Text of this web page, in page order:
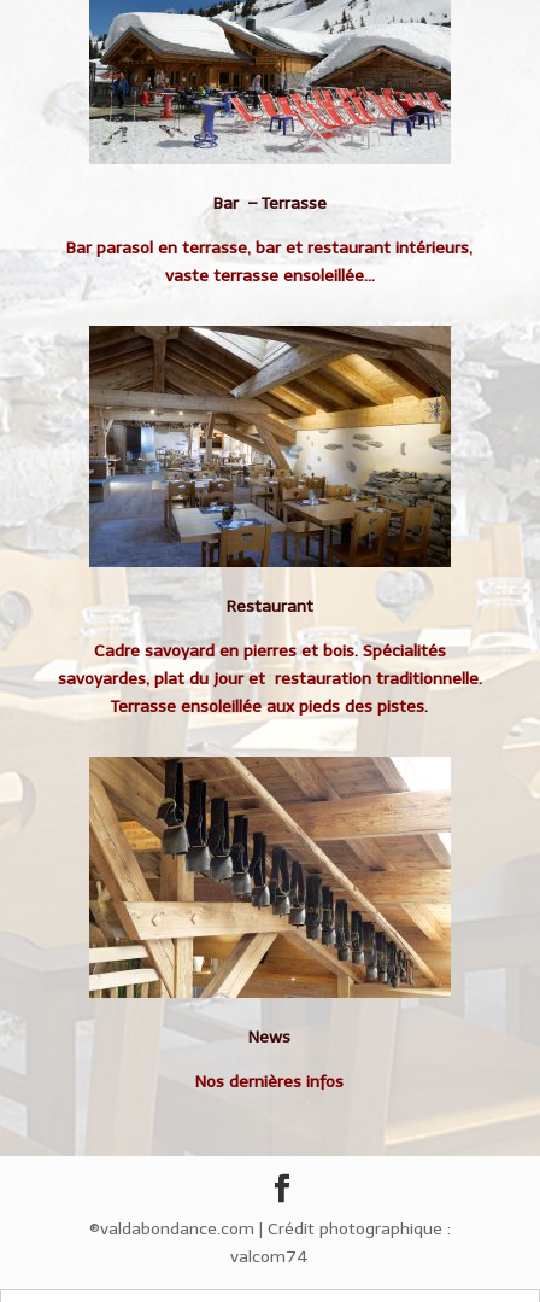
Bar – Terrasse
Bar parasol en terrasse, bar et restaurant intérieurs,
vaste terrasse ensoleillée…
Restaurant
Cadre savoyard en pierres et bois. Spécialités
savoyardes, plat du jour et restauration traditionnelle.
Terrasse ensoleillée aux pieds des pistes.
News
Nos dernières infos
®valdabondance.com | Crédit photographique :
valcom74